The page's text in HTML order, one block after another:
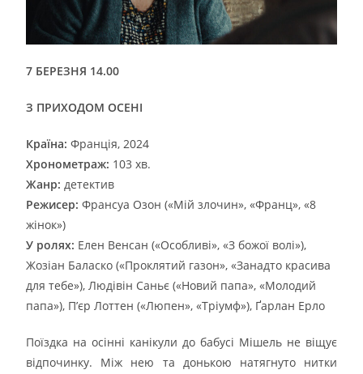
7 БЕРЕЗНЯ 14.00
З ПРИХОДОМ ОСЕНІ
Країна: Франція, 2024
Хронометраж: 103 хв.
Жанр: детектив
Режисер: Франсуа Озон («Мій злочин», «Франц», «8
жінок»)
У ролях: Елен Венсан («Особливі», «З божої волі»),
Жозіан Баласко («Проклятий газон», «Занадто красива
для тебе»), Людівін Саньє («Новий папа», «Молодий
папа»), П’єр Лоттен («Люпен», «Тріумф»), Ґарлан Ерло
Поїздка на осінні канікули до бабусі Мішель не віщує
відпочинку. Між нею та донькою натягнуто нитки